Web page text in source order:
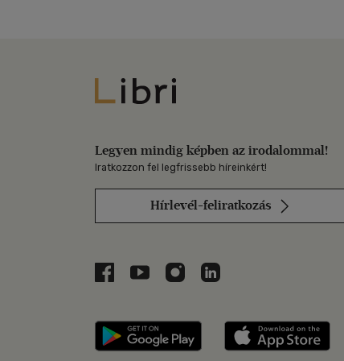
Libri
Legyen mindig képben az irodalommal!
Iratkozzon fel legfrissebb híreinkért!
Hírlevél-feliratkozás
Libri a Facebookon
Libri a Youtube-on
Libri az Instagramon
Libri a LinkedInen
Libri applikáció